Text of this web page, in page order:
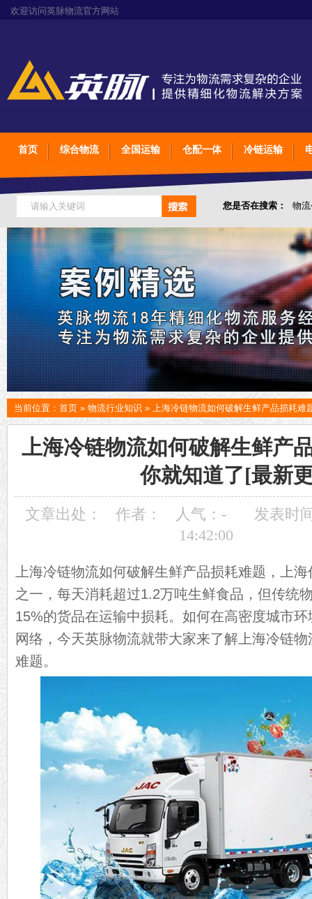
欢迎访问英脉物流官方网站
首页 综合物流 全国运输 仓配一体 冷链运输
您是否在搜索： 物
仓储综合专业定制物
当前位置： 首页 » 物流行业知识 » 上海冷链物流如何破解生鲜产品损耗难
上海冷链物流如何破解生鲜产
你就知道了[最新
文章出处： 作者： 人气： -
发表时
14:42:00
上海冷链物流如何破解生鲜产品损耗难题，上
之一，每天消耗超过1.2万吨生鲜食品，但传统
15%的货品在运输中损耗。如何在高密度城市
网络，今天英脉物流就带大家来了解上海冷链
难题。